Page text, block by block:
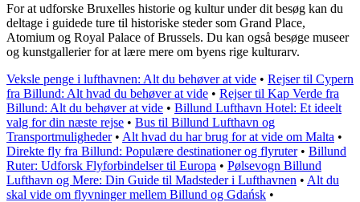
For at udforske Bruxelles historie og kultur under dit besøg kan du
deltage i guidede ture til historiske steder som Grand Place,
Atomium og Royal Palace of Brussels. Du kan også besøge museer
og kunstgallerier for at lære mere om byens rige kulturarv.
Veksle penge i lufthavnen: Alt du behøver at vide • Rejser til Cypern
fra Billund: Alt hvad du behøver at vide • Rejser til Kap Verde fra
Billund: Alt du behøver at vide • Billund Lufthavn Hotel: Et ideelt
valg for din næste rejse • Bus til Billund Lufthavn og
Transportmuligheder• Alt hvad du har brug for at vide om Malta •
Direkte fly fra Billund: Populære destinationer og flyruter• Billund
Ruter: Udforsk Flyforbindelser til Europa • Pølsevogn Billund
Lufthavn og Mere: Din Guide til Madsteder i Lufthavnen • Alt du
skal vide om flyvninger mellem Billund og Gdańsk •